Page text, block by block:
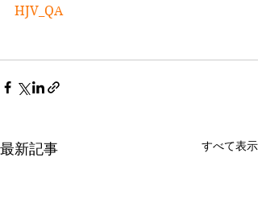
HJV_QA
最新記事 すべて表示